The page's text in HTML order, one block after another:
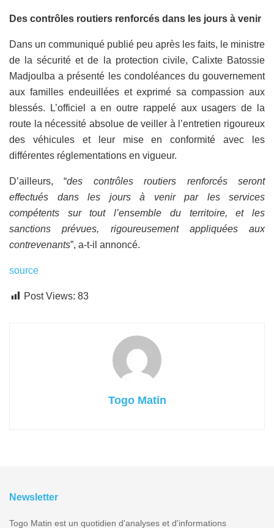
Des contrôles routiers renforcés dans les jours à venir
Dans un communiqué publié peu après les faits, le ministre
de la sécurité et de la protection civile, Calixte Batossie
Madjoulba a présenté les condoléances du gouvernement
aux familles endeuillées et exprimé sa compassion aux
blessés. L’officiel a en outre rappelé aux usagers de la
route la nécessité absolue de veiller à l’entretien rigoureux
des véhicules et leur mise en conformité avec les
différentes réglementations en vigueur.
D’ailleurs, “des contrôles routiers renforcés seront
effectués dans les jours à venir par les services
compétents sur tout l’ensemble du territoire, et les
sanctions prévues, rigoureusement appliquées aux
contrevenants”, a-t-il annoncé.
source
Post Views: 83
Togo Matin
Newsletter
Togo Matin est un quotidien d'analyses et d'informations